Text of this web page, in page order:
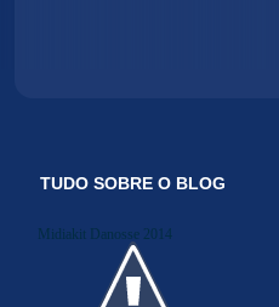
TUDO SOBRE O BLOG
Midiakit Danosse 2014